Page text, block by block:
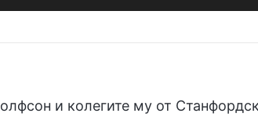
и колегите му от